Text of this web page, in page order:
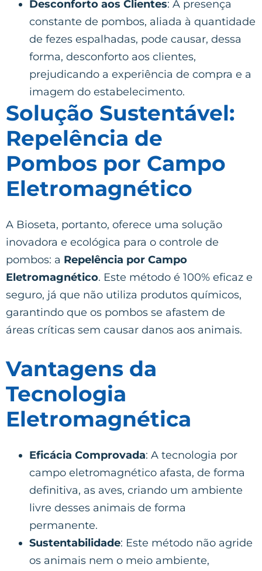
Desconforto aos Clientes: A presença
constante de pombos, aliada à quantidade
de fezes espalhadas, pode causar, dessa
forma, desconforto aos clientes,
prejudicando a experiência de compra e a
imagem do estabelecimento.
Solução Sustentável:
Repelência de
Pombos por Campo
Eletromagnético
A Bioseta, portanto, oferece uma solução
inovadora e ecológica para o controle de
pombos: a Repelência por Campo
Eletromagnético. Este método é 100% eficaz e
seguro, já que não utiliza produtos químicos,
garantindo que os pombos se afastem de
áreas críticas sem causar danos aos animais.
Vantagens da
Tecnologia
Eletromagnética
Eficácia Comprovada: A tecnologia por
campo eletromagnético afasta, de forma
definitiva, as aves, criando um ambiente
livre desses animais de forma
permanente.
Sustentabilidade: Este método não agride
os animais nem o meio ambiente,